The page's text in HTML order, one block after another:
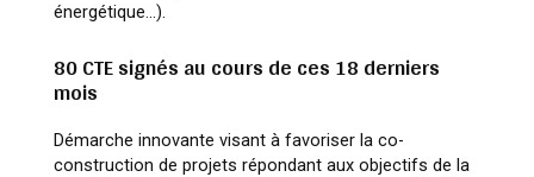
énergétique…).
80 CTE signés au cours de ces 18 derniers
mois
Démarche innovante visant à favoriser la co-
construction de projets répondant aux objectifs de la